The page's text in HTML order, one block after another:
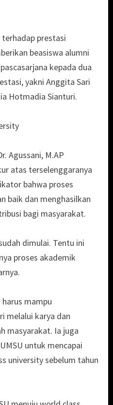
prestasi
beasiswa alumni
kepada dua
yakni Anggita Sari
Hotmadia Sianturi.
Agussani, M.AP
atas terselenggaranya
bahwa proses
baik dan menghasilkan
bagi masyarakat.
dimulai. Tentu ini
proses akademik
mampu
melalui karya dan
masyarakat. Ia juga
untuk mencapai
university sebelum tahun